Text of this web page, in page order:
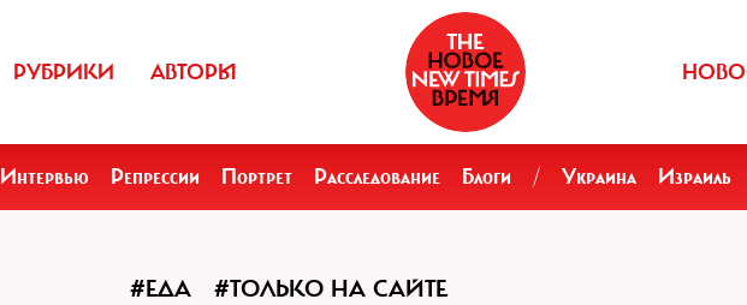
РУБРИКИ АВТОРЫ
Интервью Репрессии Портрет Расследование Блоги / Украина Израиль
#ЕДА #ТОЛЬКО НА САЙТЕ